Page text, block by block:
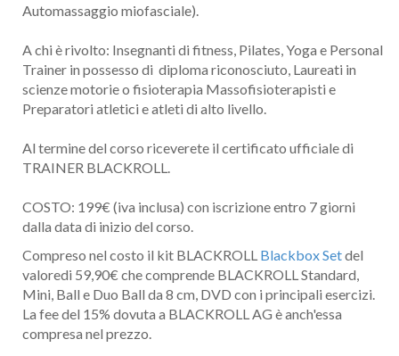
Automassaggio miofasciale).
A chi è rivolto: Insegnanti di fitness, Pilates, Yoga e Personal
Trainer in possesso di diploma riconosciuto, Laureati in
scienze motorie o fisioterapia Massofisioterapisti e
Preparatori atletici e atleti di alto livello.
Al termine del corso riceverete il certificato ufficiale di
TRAINER BLACKROLL.
COSTO: 199€ (iva inclusa) con iscrizione entro 7 giorni
dalla data di inizio del corso.
Compreso nel costo il kit BLACKROLL Blackbox Setdel
valoredi 59,90€ che comprende BLACKROLL Standard,
Mini, Ball e Duo Ball da 8 cm, DVD con i principali esercizi.
La fee del 15% dovuta a BLACKROLL AG è anch'essa
compresa nel prezzo.